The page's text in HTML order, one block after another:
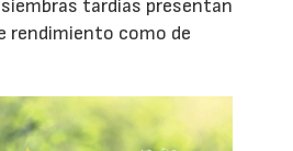
tardías presentan
rendimiento como de